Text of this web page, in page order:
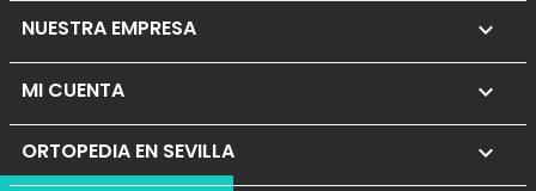
NUESTRA EMPRESA 
MI CUENTA 
ORTOPEDIA EN SEVILLA keyboard_arrow_down